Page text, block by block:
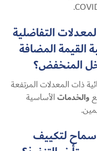
التفاضلية
القيمة المضافة
المنخفض؟
ذات المعدلات المرتفعة
والخدماتالأساسية
لتكييف